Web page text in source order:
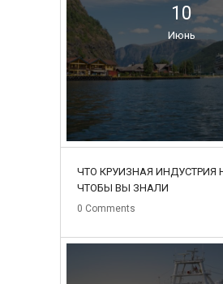
10
Июнь
ЧТО КРУИЗНАЯ ИНДУСТРИЯ
ЧТОБЫ ВЫ ЗНАЛИ
0 Comments